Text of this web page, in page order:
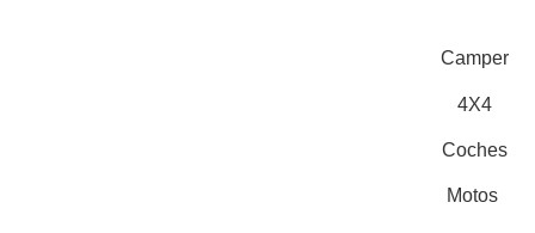
Camper
4X4
Coches
Motos